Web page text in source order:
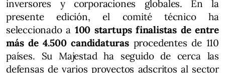
inversores y corporaciones globales. En la
presente edición, el comité técnico ha
seleccionado a 100 startups finalistas de entre
más de 4.500 candidaturasprocedentes de 110
países. Su Majestad ha seguido de cerca las
defensas de varios proyectos adscritos al sector